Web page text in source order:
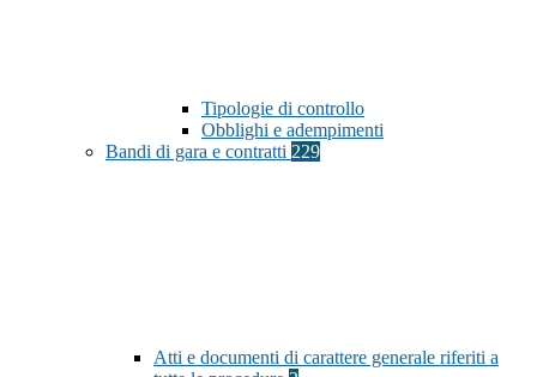
Tipologie di controllo
Obblighi e adempimenti
Bandi di gara e contratti 229
Atti e documenti di carattere generale riferiti a